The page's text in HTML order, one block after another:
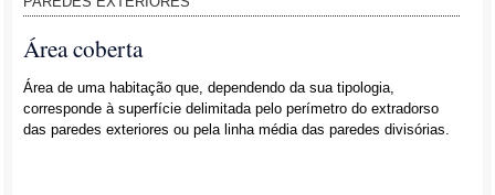
Área coberta
Área de uma habitação que, dependendo da sua tipologia,
corresponde à superfície delimitada pelo perímetro do extradorso
das paredes exteriores ou pela linha média das paredes divisórias.